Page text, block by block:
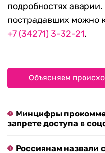
подробностях аварии.
пострадавших можно
+7 (34271) 3-32-21.
Объясняем
Минцифры
запрете доступа в
Россиянам назвали